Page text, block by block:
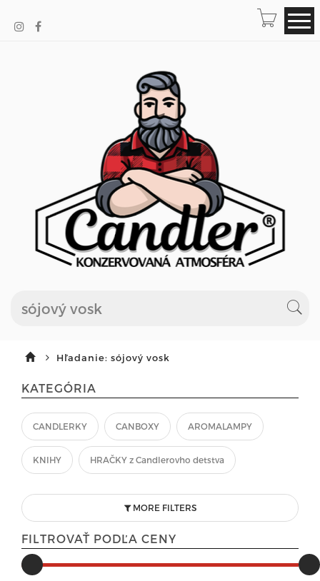
Hľadanie: sójový vosk
KATEGÓRIA
CANDLERKY CANBOXY AROMALAMPY
KNIHY HRAČKY z Candlerovho detstva
MORE FILTERS
FILTROVAŤ PODĽA CENY